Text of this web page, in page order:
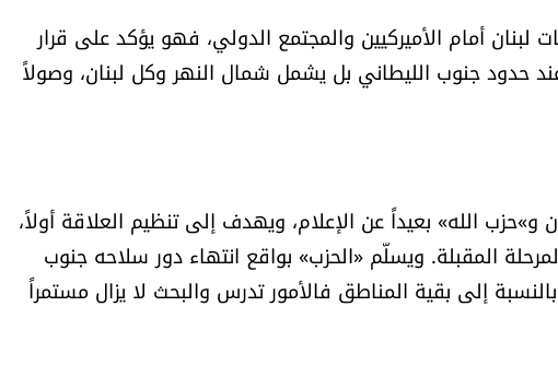
لبنان أمام الأميركيين والمجتمع الدولي، فهو يؤكد على قرار
حدود جنوب الليطاني بل يشمل شمال النهر وكل لبنان، وصولاً
الله» بعيداً عن الإعلام، ويهدف إلى تنظيم العلاقة أولاً،
المقبلة. ويسلّم «الحزب» بواقع انتهاء دور سلاحه جنوب
إلى بقية المناطق فالأمور تدرس والبحث لا يزال مستمراً